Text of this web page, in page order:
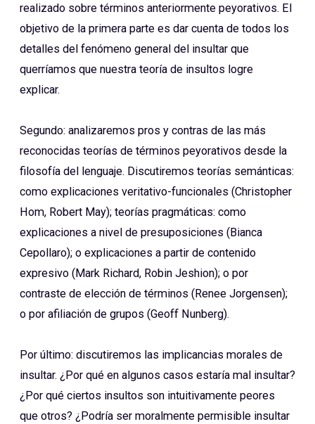
realizado sobre términos anteriormente peyorativos. El
objetivo de la primera parte es dar cuenta de todos los
detalles del fenómeno general del insultar que
querríamos que nuestra teoría de insultos logre
explicar.
Segundo: analizaremos pros y contras de las más
reconocidas teorías de términos peyorativos desde la
filosofía del lenguaje. Discutiremos teorías semánticas:
como explicaciones veritativo-funcionales (Christopher
Hom, Robert May); teorías pragmáticas: como
explicaciones a nivel de presuposiciones (Bianca
Cepollaro); o explicaciones a partir de contenido
expresivo (Mark Richard, Robin Jeshion); o por
contraste de elección de términos (Renee Jorgensen);
o por afiliación de grupos (Geoff Nunberg).
Por último: discutiremos las implicancias morales de
insultar. ¿Por qué en algunos casos estaría mal insultar?
¿Por qué ciertos insultos son intuitivamente peores
que otros? ¿Podría ser moralmente permisible insultar